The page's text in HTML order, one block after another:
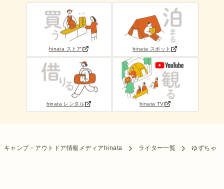
hinata ストア hinata スポット
hinata レンタル hinata TV
キャンプ・アウトドア情報メディアhinata ライター一覧 ゆずちゃ